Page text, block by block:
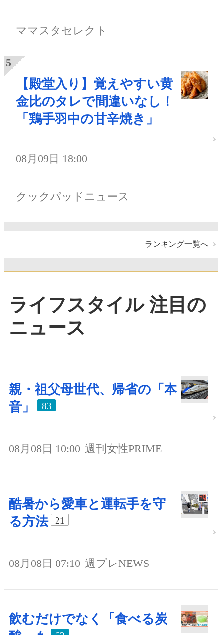
ママスタセレクト
【殿堂入り】覚えやすい黄
金比のタレで間違いなし！
「鶏手羽中の甘辛焼き」
08月09日 18:00
クックパッドニュース
ランキング一覧へ
ライフスタイル 注目の
ニュース
親・祖父母世代、帰省の「本
音」
83
08月08日 10:00 週刊女性PRIME
酷暑から愛車と運転手を守
る方法
21
08月08日 07:10 週プレNEWS
飲むだけでなく「食べる炭